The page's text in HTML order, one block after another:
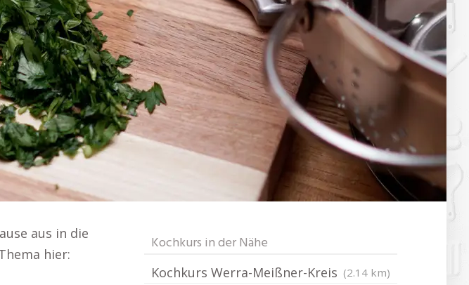
aus in die
hier:
Kochkurs in der Nähe
Kochkurs Werra-Meißner-Kreis (2.14 km)